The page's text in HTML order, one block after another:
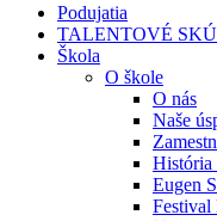
Podujatia
TALENTOVÉ
Škola
O škole
O nás
Naše
Eugen
Festival